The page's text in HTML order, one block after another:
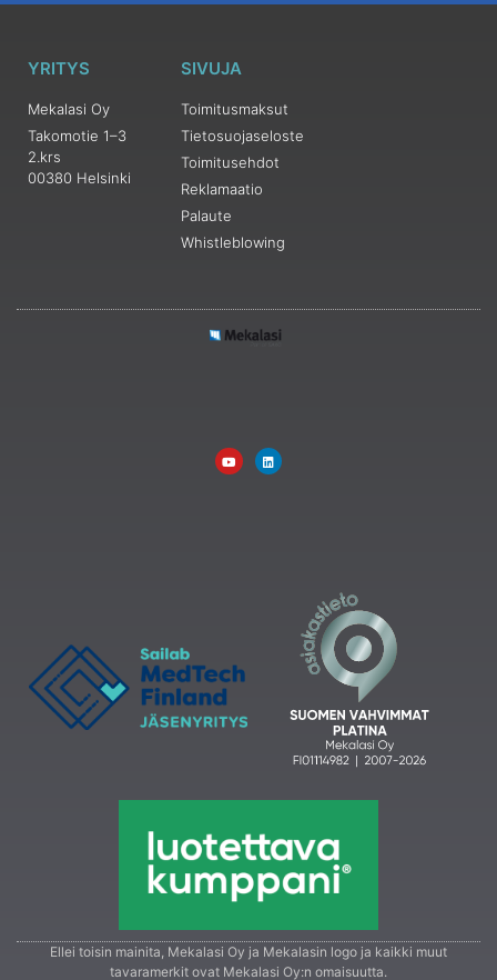
YRITYS
Mekalasi Oy
Takomotie 1–3
2.krs
00380 Helsinki
SIVUJA
Toimitusmaksut
Tietosuojaseloste
Toimitusehdot
Reklamaatio
Palaute
Whistleblowing
Ellei toisin mainita, Mekalasi Oy ja Mekalasin logo ja kaikki muut
tavaramerkit ovat Mekalasi Oy:n omaisuutta.